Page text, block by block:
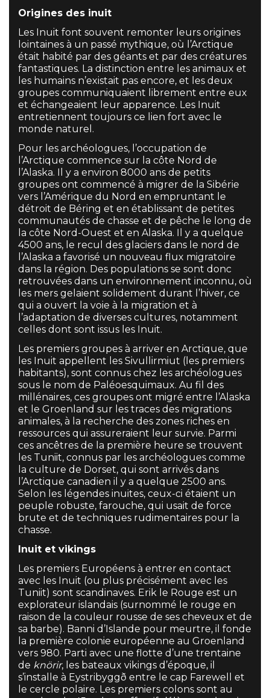
Origines des inuit
Les Inuit font souvent remonter leurs origines
lointaines à un passé mythique, où l’Arctique
était habité par des géants et par des créatures
fantastiques. La distinction entre les animaux et
les humains n’existait pas encore, et les deux
groupes communiquaient librement entre eux
et échangeaient leur apparence. Les Inuit
entretiennent toujours ce lien fort avec le
monde naturel.
Pour les archéologues, l’occupation de
l’Arctique commence sur la côte Nord de
l’Alaska. Il y a environ 8000 ans de petits
groupes ont commencé à migrer de la Sibérie
vers l’Amérique du Nord en empruntant le
détroit de Béring et en établissant de petites
communautés de chasse et de pêche le long de
la côte Nord-Ouest et en Alaska. Il y a quelque
4500 ans, le recul des glaciers dans le nord de
l’Alaska a favorisé un nouveau flux migratoire
dans la région. Des populations se sont donc
retrouvées dans un environnement inconnu, où
les mers gelaient solidement durant l’hiver, ce
qui a ouvert la voie à la migration et à
l’adaptation de diverses cultures, notamment
celles dont sont issus les Inuit.
Les premiers groupes à arriver en Arctique, que
les Inuit appellent les Sivullirmiut (les premiers
habitants), sont connus chez les archéologues
sous le nom de Paléoesquimaux. Au fil des
millénaires, ces groupes ont migré entre l’Alaska
et le Groenland sur les traces des migrations
animales, à la recherche des zones riches en
ressources qui assureraient leur survie. Parmi
ces ancêtres de la première heure se trouvent
les Tuniit, connus par les archéologues comme
la culture de Dorset, qui sont arrivés dans
l’Arctique canadien il y a quelque 2500 ans.
Selon les légendes inuites, ceux-ci étaient un
peuple robuste, farouche, qui usait de force
brute et de techniques rudimentaires pour la
chasse.
Inuit et vikings
Les premiers Européens à entrer en contact
avec les Inuit (ou plus précisément avec les
Tuniit) sont scandinaves. Erik le Rouge est un
explorateur islandais (surnommé le rouge en
raison de la couleur rousse de ses cheveux et de
sa barbe). Banni d’Islande pour meurtre, il fonde
la première colonie européenne au Groenland
vers 980. Parti avec une flotte d’une trentaine
de knörir, les bateaux vikings d’époque, il
s’installe à Eystribyggð entre le cap Farewell et
le cercle polaire. Les premiers colons sont au